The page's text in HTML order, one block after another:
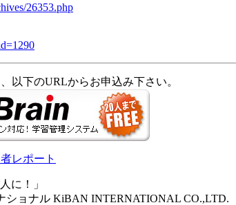
26353.php
以下のURLからお申込み下さい。
レポート
に！」
ショナル KiBAN INTERNATIONAL CO.,LTD.